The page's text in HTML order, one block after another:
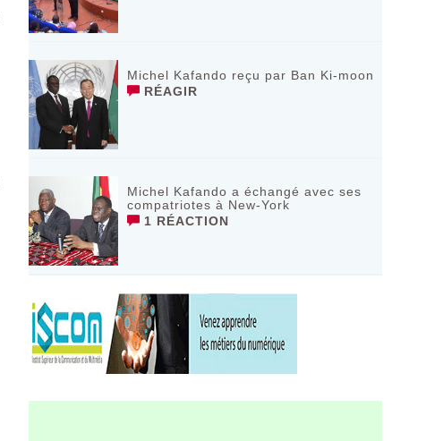
Michel Kafando reçu par Ban Ki-moon
RÉAGIR
Michel Kafando a échangé avec ses
compatriotes à New-York
1 RÉACTION